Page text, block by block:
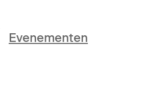
Evenementen